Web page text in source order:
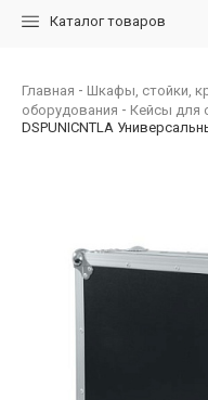
Каталог товаров
Главная
Шкафы, стойки,
оборудования
Кейсы для
DSPUNICNTLA